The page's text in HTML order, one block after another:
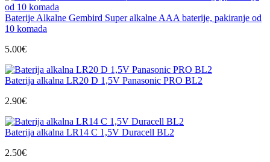
Baterije Alkalne Gembird Super alkalne AAA baterije, pakiranje od
10 komada
5.00€
Baterija alkalna LR20 D 1,5V Panasonic PRO BL2
2.90€
Baterija alkalna LR14 C 1,5V Duracell BL2
2.50€